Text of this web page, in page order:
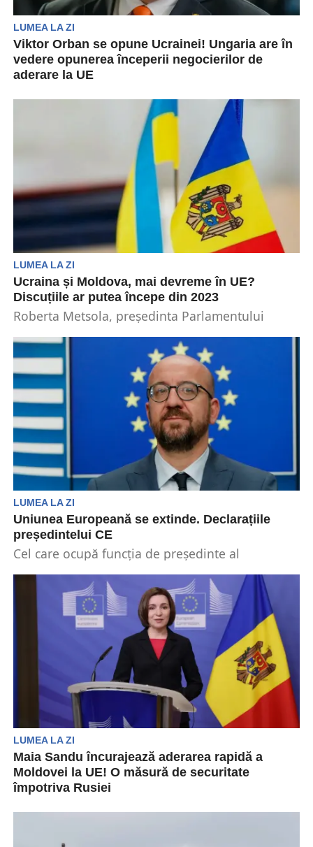
LUMEA LA ZI
Viktor Orban se opune Ucrainei! Ungaria are în
vedere opunerea începerii negocierilor de
aderare la UE
dacă vor permite Ucrainei să înceapă negocierile
LUMEA LA ZI
Ucraina și Moldova, mai devreme în UE?
Discuțiile ar putea începe din 2023
Roberta Metsola, preşedinta Parlamentului
negocierile de aderare...
LUMEA LA ZI
Uniunea Europeană se extinde. Declarațiile
președintelui CE
Cel care ocupă funcția de președinte al
stabilirea unei date...
LUMEA LA ZI
Maia Sandu încurajează aderarea rapidă a
Moldovei la UE! O măsură de securitate
împotriva Rusiei